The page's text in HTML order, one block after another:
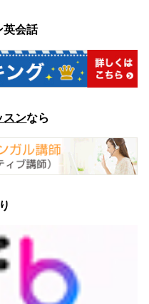
英会話
スンなら